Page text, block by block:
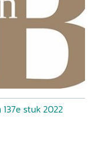
stuk 2022